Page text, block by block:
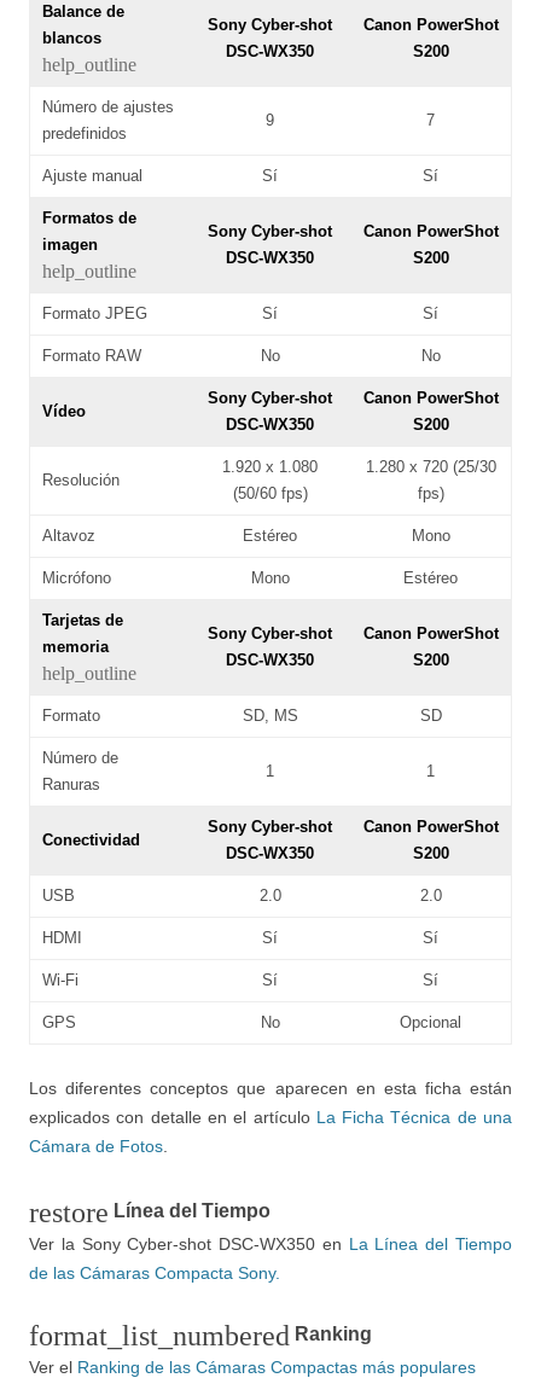
Balance de
blancos
help_outline
Sony Cyber-shot
DSC-WX350
Canon PowerShot
S200
Número de ajustes
predefinidos
9 7
Ajuste manual Sí Sí
Formatos de
imagen
help_outline
Sony Cyber-shot
DSC-WX350
Canon PowerShot
S200
Formato JPEG Sí Sí
Formato RAW No No
Vídeo
Sony Cyber-shot
DSC-WX350
Canon PowerShot
S200
Resolución
1.920 x 1.080
(50/60 fps)
1.280 x 720 (25/30
fps)
Altavoz Estéreo Mono
Micrófono Mono Estéreo
Tarjetas de
memoria
help_outline
Sony Cyber-shot
DSC-WX350
Canon PowerShot
S200
Formato SD, MS SD
Número de
Ranuras
1 1
Conectividad
Sony Cyber-shot
DSC-WX350
Canon PowerShot
S200
USB 2.0 2.0
HDMI Sí Sí
Wi-Fi Sí Sí
GPS No Opcional
Los diferentes conceptos que aparecen en esta ficha están
explicados con detalle en el artículo La Ficha Técnica de una
Cámara de Fotos
restore Línea del Tiempo
Ver la Sony Cyber-shot DSC-WX350 en La Línea del Tiempo
de las Cámaras Compacta Sony.
format_list_numbered Ranking
Ver el Ranking de las Cámaras Compactas más populares